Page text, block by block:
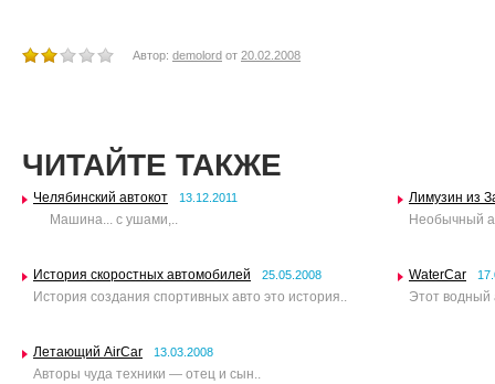
Автор: demolord от 20.02.2008
ЧИТАЙТЕ ТАКЖЕ
Челябинский автокот 13.12.2011
Машина... с ушами,..
Лимузин из
Необычный
История скоростных автомобилей 25.05.2008
История создания спортивных авто это история..
WaterCar
Этот водный
Летающий AirCar 13.03.2008
Авторы чуда техники — отец и сын..